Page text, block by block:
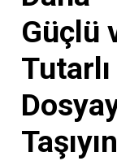
Güçlü
Taşıyın